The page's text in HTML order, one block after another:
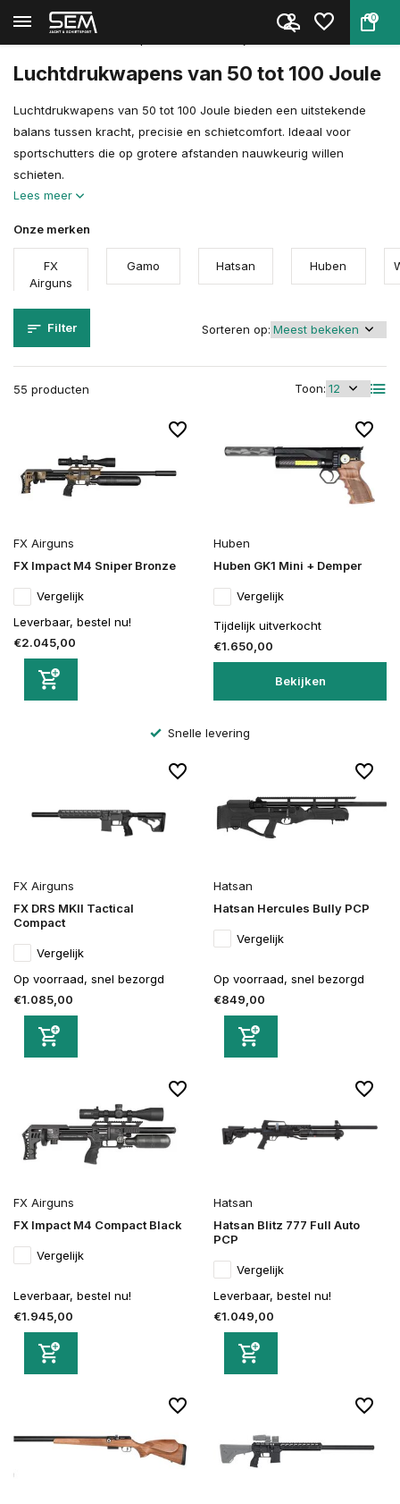
0
Terug Home
Luchtdrukwapens van 50 tot 100 Joule
Luchtdrukwapens van 50 tot 100 Joule bieden een uitstekende
balans tussen kracht, precisie en schietcomfort. Ideaal voor
sportschutters die op grotere afstanden nauwkeurig willen
schieten.
Lees meer
Onze merken
FX
Airguns
Gamo Hatsan Huben
Filter
55 producten Toon:
Sorteren op:
FX Airguns
FX Impact M4 Sniper Bronze
Vergelijk
Leverbaar, bestel nu!
€2.045,00
Huben
Huben GK1 Mini + Demper
Vergelijk
Tijdelijk uitverkocht
€1.650,00
Bekijken
Altijd veilig bestellen en betalen
FX Airguns
FX DRS MKII Tactical
Compact
Vergelijk
Op voorraad, snel bezorgd
€1.085,00
Hatsan
Hatsan Hercules Bully PCP
Vergelijk
Op voorraad, snel bezorgd
€849,00
FX Airguns
FX Impact M4 Compact Black
Vergelijk
Leverbaar, bestel nu!
€1.945,00
Hatsan
Hatsan Blitz 777 Full Auto
PCP
Vergelijk
Leverbaar, bestel nu!
€1.049,00